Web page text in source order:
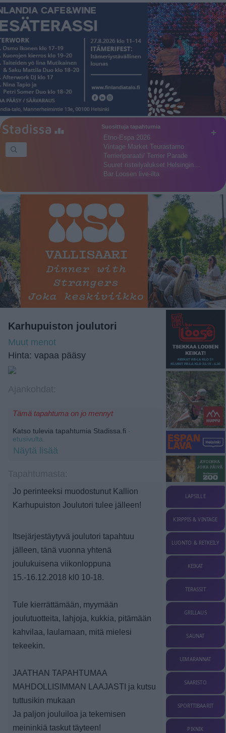
+
Suosittuja tapahtumia
Etno-Espa 2026
Vintage Market Teurastamo
Terrieriparaati/ Terrier Parade
Suuret risteilyalukset Helsingin…
Bar Loosen live-ilta
Karhupuiston joulutori
Muut menot
Hinta: vapaa pääsy
Tämä tapahtuma on jo mennyt
Katso tulevia tapahtumia Stadissa.fi -
etusivulta.
Näytä lisää
Jo perinteeksi muodostunut Kallion
Karhupuiston Joulutori tulee jälleen!
Itsejärjestäytyvä joulutori tapahtuu
jälleen, tänä vuonna yhtenä
joulukuisena viikonloppuna
15.-16.12.2018 kl0 10-18.
Tule kierrättämään, myymään
joulutuotteita, lahjoja, kukkia, pitämään
kahvilaa, laulamaan, mitä mielesi
tekeekin.
JAATHAN TAPAHTUMAA
MAHDOLLISIMMAN LAAJASTI ja kutsu
tuttusikin mukaan
Ja paljon jouluiloa ja tekemisen
meininkiä taskut täyteen!
LAPSILLE
KIRPPIS & VINTAGE
LUONTO & RETKEILY
KEIKAT
TERASSIT
GRILLAUS
SAUNAT
UIMARANNAT
SAARISTO
SPORTTIBAARIT
PIKNIK